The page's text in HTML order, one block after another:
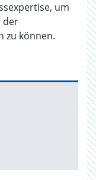
um
der
zu können.